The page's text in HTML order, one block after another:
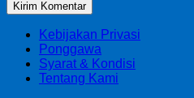
Kebijakan Privasi
Ponggawa
Syarat & Kondisi
Tentang Kami